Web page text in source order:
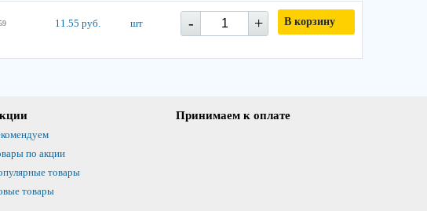
11.55 руб. шт - + В корзину
по акции
товары
товары
Принимаем к оплате